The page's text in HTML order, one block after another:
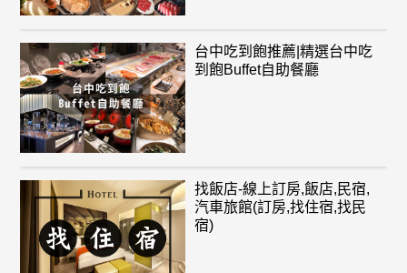
台中吃到飽推薦|精選台中吃
到飽Buffet自助餐廳
找飯店-線上訂房,飯店,民宿,
汽車旅館(訂房,找住宿,找民
宿)